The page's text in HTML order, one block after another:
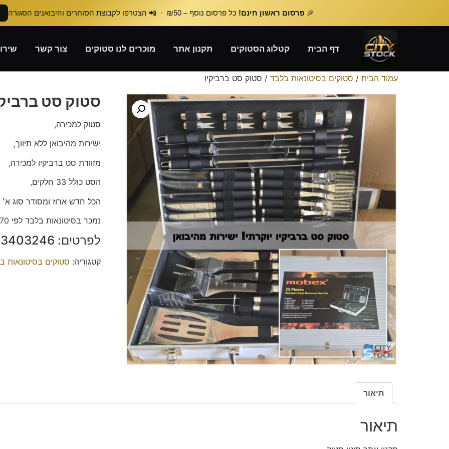
🎉 פרסום ראשון חינם! כל פרסום נוסף – ₪50 · 📲 הצטרפו לקבוצת הסוחרים והיבואנים הסגורה
דף הבית קטלוג הסטוקים תקנון אתר מוכרים לנו סטוקים צור קשר
עמוד הבית / סטוקים בסיטונאות בלבד / סטוק סט ברביקיו
סטוק סט
סטוק למכירה,
ישירות מהיבואן ללא תיווך,
מזוודת סט ברביקיו למכירה,
הסט כולל 33 חלקים,
הכל חדש ארוז ומסודר סוג
נמכר בסיטונאות בלבד לפי 70 ש״ח ליחידה.
לפרטים: ‭050-3403246‬ גבי.
קטגוריה: סטוקים בסיטונאות
תיאור
תיאור